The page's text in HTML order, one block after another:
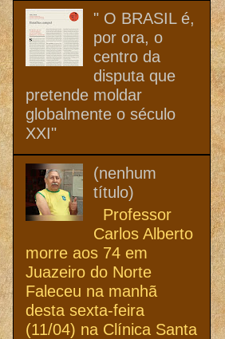
" O BRASIL é,
por ora, o
centro da
disputa que
pretende moldar
globalmente o século
XXI"
(nenhum
título)
Professor
Carlos Alberto
morre aos 74 em
Juazeiro do Norte
Faleceu na manhã
desta sexta-feira
(11/04) na Clínica Santa